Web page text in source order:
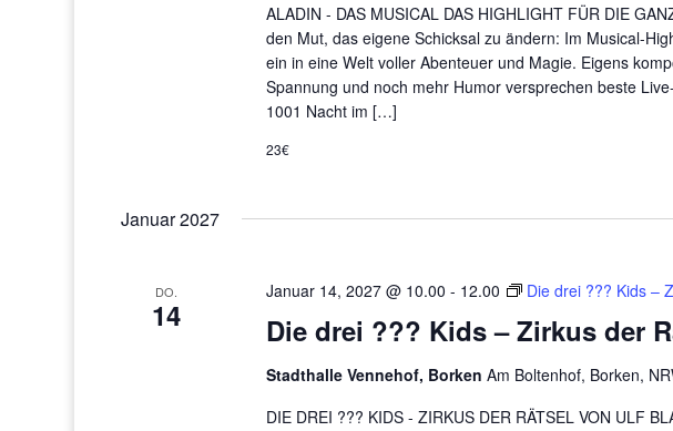
ALADIN - DAS MUSICAL DAS HIGHLIGHT FÜR DIE
den Mut, das eigene Schicksal zu ändern: Im Musical-
ein in eine Welt voller Abenteuer und Magie. Eigens
Spannung und noch mehr Humor versprechen beste
1001 Nacht im […]
23€
Januar 2027
DO.
14 Die drei ??? Kids – Zirkus der
Januar 14, 2027 @ 10.00 - 12.00 Die drei ??? Kids –
Stadthalle Vennehof, Borken Am Boltenhof, Borken,
DIE DREI ??? KIDS - ZIRKUS DER RÄTSEL VON ULF